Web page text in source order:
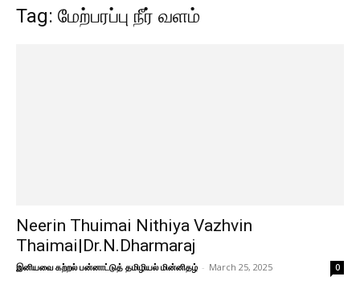
Tag: மேற்பரப்பு நீர் வளம்
Neerin Thuimai Nithiya Vazhvin
Thaimai|Dr.N.Dharmaraj
இனியவை கற்றல் பன்னாட்டுத் தமிழியல் மின்னிதழ் - March 25, 2025 0